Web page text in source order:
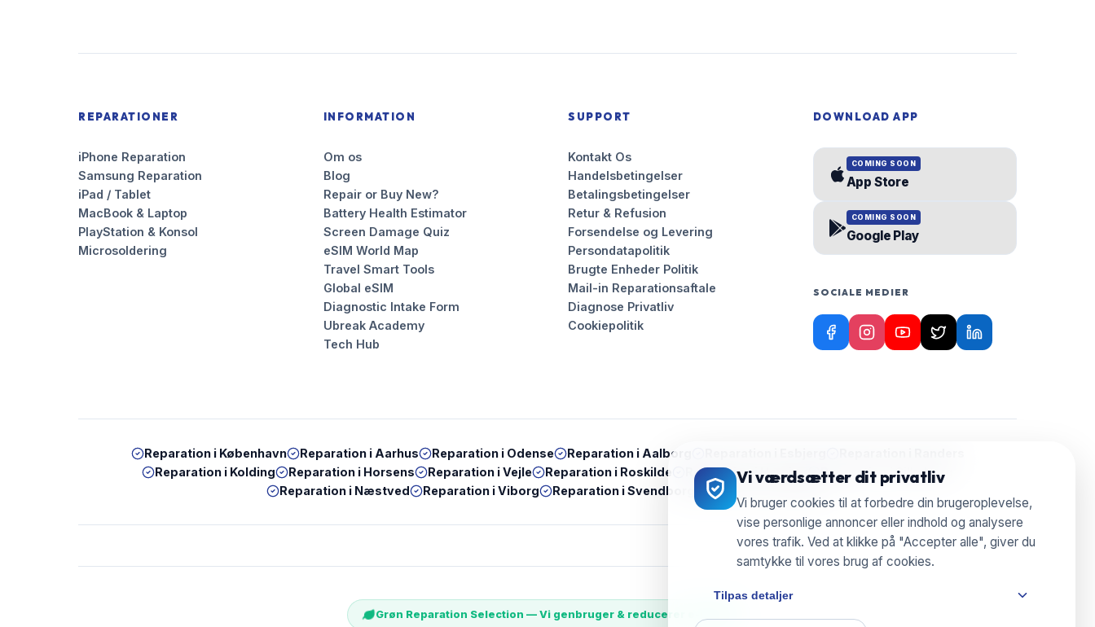
Vi værdsætter dit privatliv
Vi bruger cookies til at forbedre din brugeroplevelse,
vise personlige annoncer eller indhold og analysere
vores trafik. Ved at klikke på "Accepter alle", giver du
samtykke til vores brug af cookies.
Tilpas detaljer
REPARATIONER
iPhone Reparation
Samsung Reparation
iPad / Tablet
MacBook & Laptop
PlayStation & Konsol
Microsoldering
INFORMATION
Om os
Blog
Repair or Buy New?
Battery Health Estimator
Screen Damage Quiz
eSIM World Map
Travel Smart Tools
Global eSIM
Diagnostic Intake Form
Ubreak Academy
Tech Hub
SUPPORT
Kontakt Os
Handelsbetingelser
Betalingsbetingelser
Retur & Refusion
Forsendelse og Levering
Persondatapolitik
Brugte Enheder Politik
Mail-in Reparationsaftale
Diagnose Privatliv
Cookiepolitik
DOWNLOAD APP
COMING SOON
App Store
COMING SOON
Google Play
SOCIALE MEDIER
Reparation i København Reparation i Aarhus Reparation i Odense Reparation i Aalborg
Reparation i Kolding Reparation i Horsens Reparation iVejle Reparation i Roskilde Reparation i Herning Reparation iSilkeborg
Reparation i Næstved Reparation iViborg Reparation iSvendborg Reparation i
Grøn Reparation Selection — Vi genbruger & reducerer e-waste